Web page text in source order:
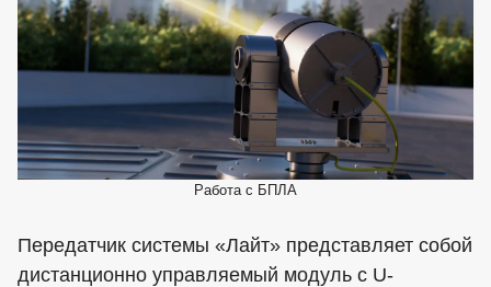
Работа с БПЛА
Передатчик системы «Лайт» представляет собой
дистанционно управляемый модуль с U-